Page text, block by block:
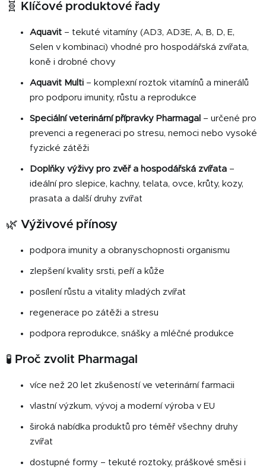
🧬 Klíčové produktové řady
Aquavit – tekuté vitamíny (AD3, AD3E, A, B, D, E,
Selen v kombinaci) vhodné pro hospodářská zvířata,
koně i drobné chovy
Aquavit Multi – komplexní roztok vitamínů a minerálů
pro podporu imunity, růstu a reprodukce
Speciální veterinární přípravky Pharmagal – určené pro
prevenci a regeneraci po stresu, nemoci nebo vysoké
fyzické zátěži
Doplňky výživy pro zvěř a hospodářská zvířata –
ideální pro slepice, kachny, telata, ovce, krůty, kozy,
prasata a další druhy zvířat
🌿 Výživové přínosy
podpora imunity a obranyschopnosti organismu
zlepšení kvality srsti, peří a kůže
posílení růstu a vitality mladých zvířat
regenerace po zátěži a stresu
podpora reprodukce, snášky a mléčné produkce
🧪 Proč zvolit Pharmagal
více než 20 let zkušeností ve veterinární farmacii
vlastní výzkum, vývoj a moderní výroba v EU
široká nabídka produktů pro téměř všechny druhy
zvířat
dostupné formy – tekuté roztoky, práškové směsi i